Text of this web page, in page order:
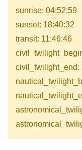
sunrise: 04:52:59
sunset: 18:40:32
transit: 11:46:46
civil_twilight_end: